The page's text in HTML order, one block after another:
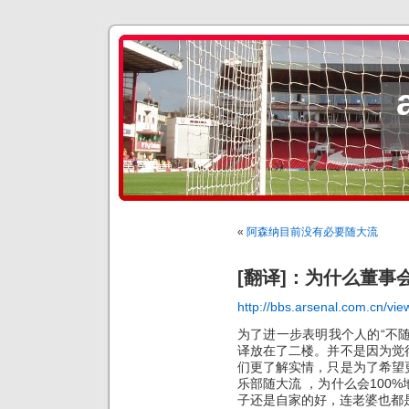
« 阿森纳目前没有必要随大流
[翻译]：为什么董事
http://bbs.arsenal.com.cn/
为了进一步表明我个人的“不
译放在了二楼。并不是因为
们更了解实情，只是为了希
乐部随大流 ，为什么会
子还是自家的好，连老婆也都